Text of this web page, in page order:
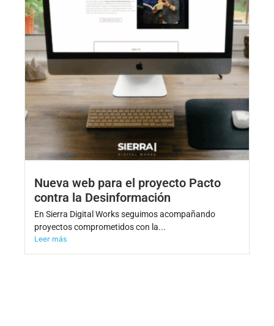
Nueva web para el proyecto Pacto
contra la Desinformación
En Sierra Digital Works seguimos acompañando
proyectos comprometidos con la...
Leer más